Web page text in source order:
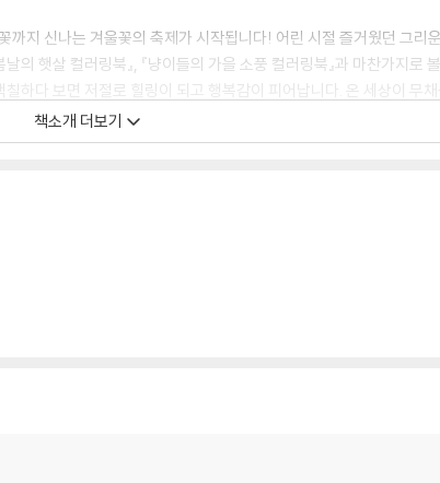
지 신나는 겨울꽃의 축제가 시작됩니다! 어린 시절 즐거웠던 그리
의 햇살 컬러링북』, 『냥이들의 가을 소풍 컬러링북』과 마찬가지로
하다 보면 저절로 힐링이 되고 행복감이 피어납니다. 온 세상이 무
공기에도 볼이 발갛게 물들도록 노는 바깥놀이, 포근한 실내에서 여
여름편 《한여름의 휴식 컬러링북》은 뜨거운 여름날에 한껏 피어
화, 능소화, 해바라기 등 늦봄부터 여름철 내내 피는 꽃들 총 30종
꽃, 더위에 지친 마음을 달래주는 꽃, 뜨거운 햇살 아래 더 선명한 꽃,
책소개 더보기